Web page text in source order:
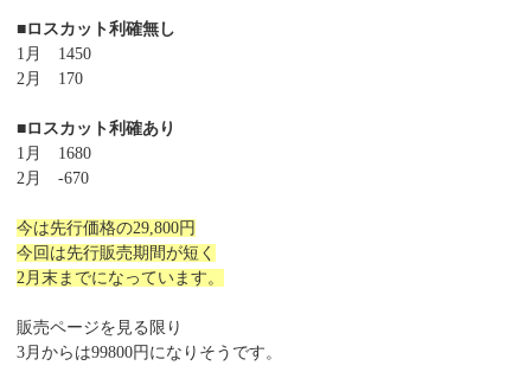
■ロスカット利確無し
1月 1450
2月 170
■ロスカット利確あり
1月 1680
2月 -670
今は先行価格の29,800円
今回は先行販売期間が短く
2月末までになっています。
販売ページを見る限り
3月からは99800円になりそうです。